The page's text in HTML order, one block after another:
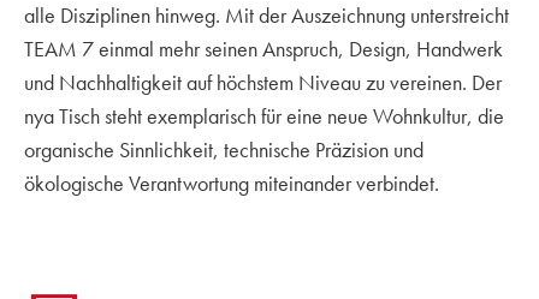
alle Disziplinen hinweg. Mit der Auszeichnung unterstreicht
TEAM 7 einmal mehr seinen Anspruch, Design, Handwerk
und Nachhaltigkeit auf höchstem Niveau zu vereinen. Der
nya Tisch steht exemplarisch für eine neue Wohnkultur, die
organische Sinnlichkeit, technische Präzision und
ökologische Verantwortung miteinander verbindet.